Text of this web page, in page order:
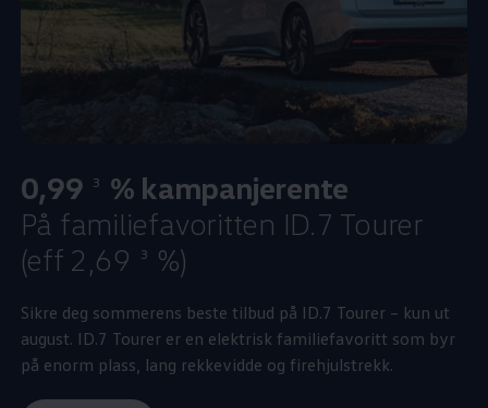
0,99 3
% kampanjerente
På familiefavoritten ID.7 Tourer
(eff 2,69
3 %)
Sikre deg sommerens beste tilbud på ID.7 Tourer – kun ut
august. ID.7 Tourer er en elektrisk familiefavoritt som byr
på enorm plass, lang rekkevidde og firehjulstrekk.